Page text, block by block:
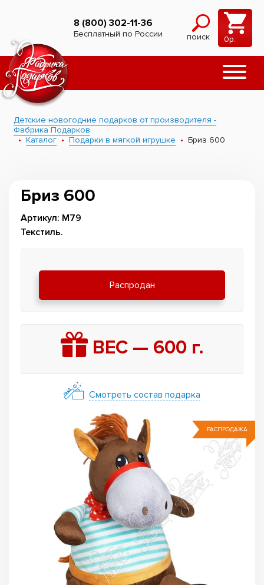
8 (800) 302-11-36
Бесплатный по России поиск 0р.
Детские новогодние подарков от производителя -
Фабрика Подарков
Каталог
Подарки в мягкой игрушке Бриз 600
РАСПРОДАЖА
Бриз 600
Артикул: М79
Текстиль.
Распродан
ВЕС — 600г.
Смотреть состав подарка